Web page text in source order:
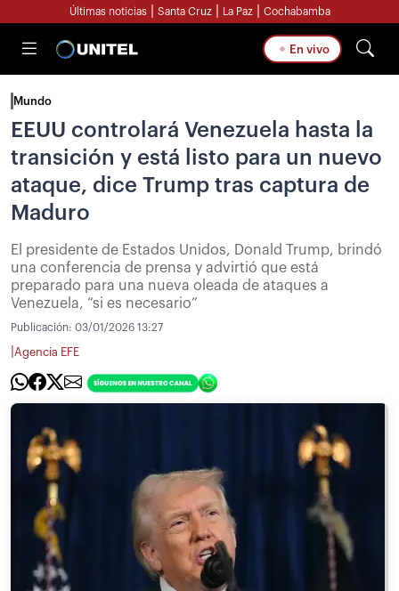
Últimas noticias Santa Cruz La Paz Cochabamba
En vivo
Mundo
EEUU controlará Venezuela hasta la
transición y está listo para un nuevo
ataque, dice Trump tras captura de
Maduro
El presidente de Estados Unidos, Donald Trump, brindó
una conferencia de prensa y advirtió que está
preparado para una nueva oleada de ataques a
Venezuela, “si es necesario”
Publicación: 03/01/2026 13:27
Agencia EFE